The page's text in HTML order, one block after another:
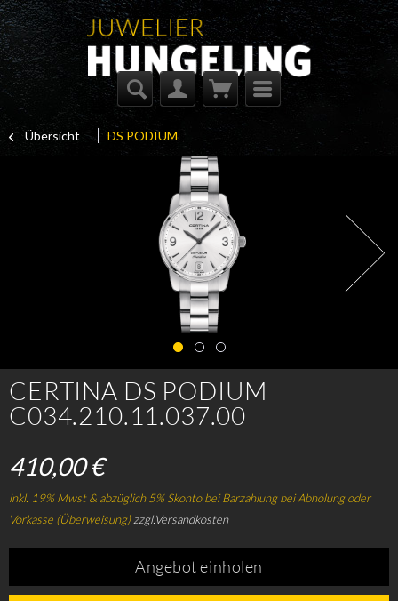
Übersicht DS PODIUM
CERTINA DS PODIUM
C034.210.11.037.00
410,00 €
inkl. 19% Mwst & abzüglich 5% Skonto bei Barzahlung bei Abholung oder
Vorkasse (Überweisung)zzgl.Versandkosten
Angebot einholen